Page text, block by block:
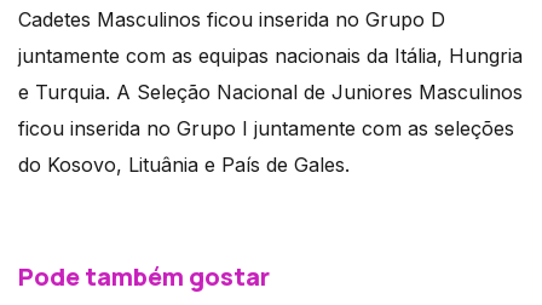
Cadetes Masculinos ficou inserida no Grupo D
juntamente com as equipas nacionais da Itália, Hungria
e Turquia. A Seleção Nacional de Juniores Masculinos
ficou inserida no Grupo I juntamente com as seleções
do Kosovo, Lituânia e País de Gales.
Pode também gostar